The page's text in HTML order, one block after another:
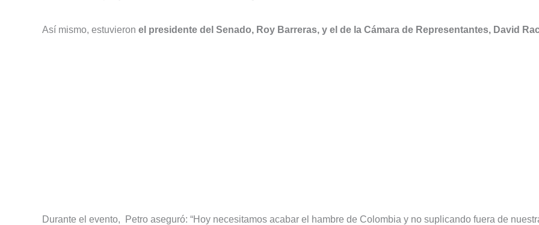
Así mismo, estuvieron el presidente del Senado, Roy Barreras, y el de la Cámara de Representantes, David
Durante el evento, Petro aseguró: “Hoy necesitamos acabar el hambre de Colombia y no suplicando fuera de